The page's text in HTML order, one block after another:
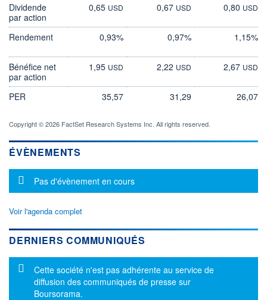
Dividende
par action
0,65 USD 0,67 USD 0,80 USD
Rendement 0,93% 0,97% 1,15%
Bénéfice net
par action
1,95 USD 2,22 USD 2,67 USD
PER 35,57 31,29 26,07
Copyright © 2026 FactSet Research Systems Inc. All rights reserved.
ÉVÈNEMENTS
Message d'information
Pas d'évènement en cours
Voir l'agenda complet
DERNIERS COMMUNIQUÉS
Message d'information
Cette société n'est pas adhérente au service de
diffusion des communiqués de presse sur
Boursorama.